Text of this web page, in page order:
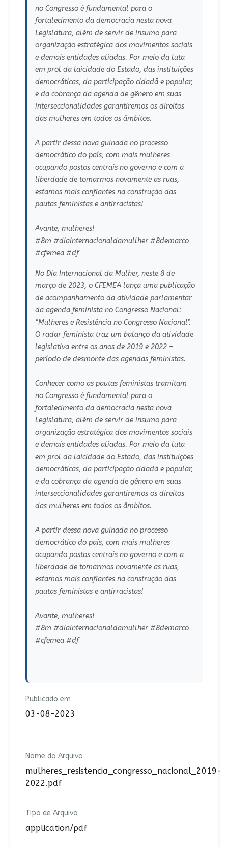
no Congresso é fundamental para o
fortalecimento da democracia nesta nova
Legislatura, além de servir de insumo para
organização estratégica dos movimentos sociais
e demais entidades aliadas. Por meio da luta
em prol da laicidade do Estado, das instituições
democráticas, da participação cidadã e popular,
e da cobrança da agenda de gênero em suas
interseccionalidades garantiremos os direitos
das mulheres em todos os âmbitos.
A partir dessa nova guinada no processo
democrático do país, com mais mulheres
ocupando postos centrais no governo e com a
liberdade de tomarmos novamente as ruas,
estamos mais confiantes na construção das
pautas feministas e antirracistas!
Avante, mulheres!
#8m #diainternacionaldamullher #8demarco
#cfemea #df
No Dia Internacional da Mulher, neste 8 de
março de 2023, o CFEMEA lança uma publicação
de acompanhamento da atividade parlamentar
da agenda feminista no Congresso Nacional:
“Mulheres e Resistência no Congresso Nacional”.
O radar feminista traz um balanço da atividade
legislativa entre os anos de 2019 e 2022 –
período de desmonte das agendas feministas.
Conhecer como as pautas feministas tramitam
no Congresso é fundamental para o
fortalecimento da democracia nesta nova
Legislatura, além de servir de insumo para
organização estratégica dos movimentos sociais
e demais entidades aliadas. Por meio da luta
em prol da laicidade do Estado, das instituições
democráticas, da participação cidadã e popular,
e da cobrança da agenda de gênero em suas
interseccionalidades garantiremos os direitos
das mulheres em todos os âmbitos.
A partir dessa nova guinada no processo
democrático do país, com mais mulheres
ocupando postos centrais no governo e com a
liberdade de tomarmos novamente as ruas,
estamos mais confiantes na construção das
pautas feministas e antirracistas!
Avante, mulheres!
#8m #diainternacionaldamullher #8demarco
#cfemea #df
Publicado em
03-08-2023
Nome do Arquivo
mulheres_resistencia_congresso_nacional_2019-
2022.pdf
Tipo de Arquivo
application/pdf